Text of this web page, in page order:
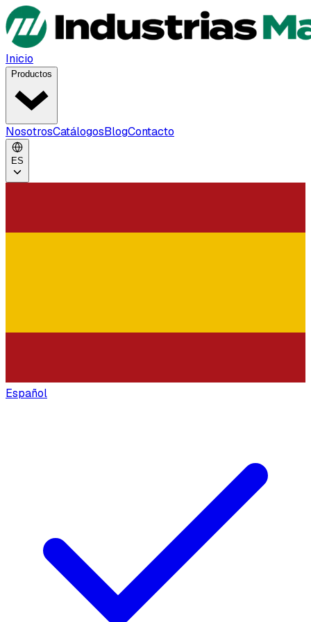
Inicio
Productos
NosotrosCatálogosBlogContacto
ES
Español